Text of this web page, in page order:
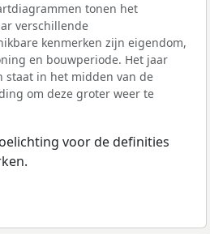
tonen het
verschillende
kenmerken zijn eigendom,
en bouwperiode. Het jaar
staat in het midden van de
om deze groter weer te
voor de definities